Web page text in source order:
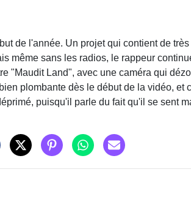
de l'année. Un projet qui contient de
même sans les radios, le rappeur
"Maudit Land", avec une caméra qui
plombante dès le début de la vidéo, et
puisqu'il parle du fait qu'il se sent